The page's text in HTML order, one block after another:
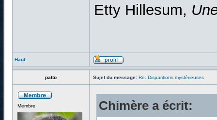
Etty Hillesum,
Haut
patto Sujet du message: Re: Disparitions mystérieuses
Membre Chimère a écrit: